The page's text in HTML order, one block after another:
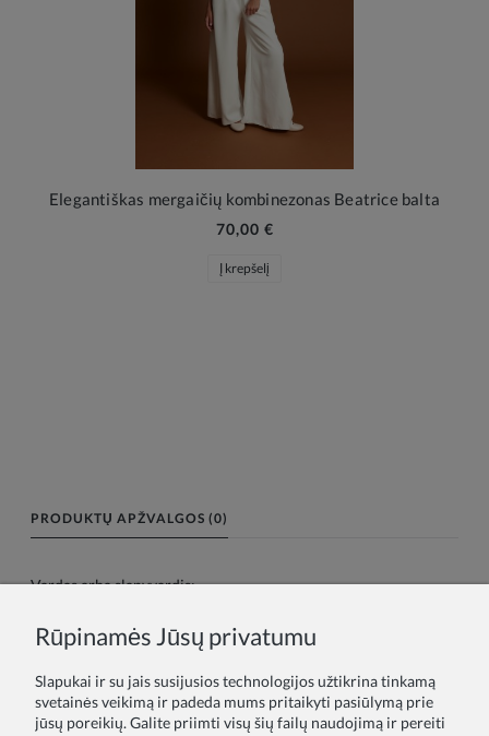
Elegantiškas mergaičių kombinezonas Beatrice balta
70,00 €
Į krepšelį
PRODUKTŲ APŽVALGOS (0)
Vardas arba slapyvardis:
Rūpinamės Jūsų privatumu
Slapukai ir su jais susijusios technologijos užtikrina tinkamą
svetainės veikimą ir padeda mums pritaikyti pasiūlymą prie
jūsų poreikių. Galite priimti visų šių failų naudojimą ir pereiti